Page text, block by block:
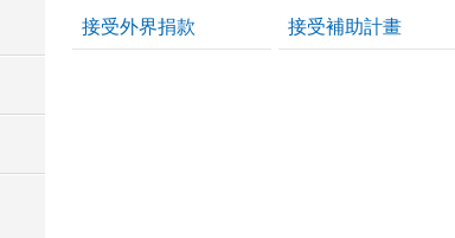
接受外界捐款 接受補助計畫